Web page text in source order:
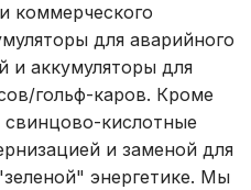
коммерческого
для аварийного
и аккумуляторы для
гольф-каров. Кроме
кислотные
и заменой для
энергетике. Мы